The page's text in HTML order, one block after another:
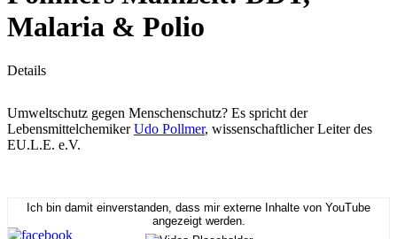
Malaria & Polio
Details
Umweltschutz gegen Menschenschutz? Es spricht der
LebensmittelchemikerUdo Pollmer, wissenschaftlicher Leiter des
EU.L.E. e.V.
Ich bin damit einverstanden, dass mir externe Inhalte von YouTube
angezeigt werden.